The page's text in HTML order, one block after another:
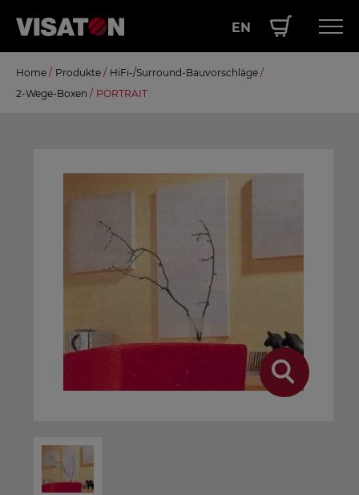
Hauptnavigation
PRODUKTE
EN
Home / Produkte / HiFi-/Surround-Bauvorschläge /
2-Wege-Boxen / PORTRAIT